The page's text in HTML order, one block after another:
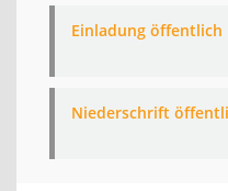
Einladung öffentlich
Niederschrift